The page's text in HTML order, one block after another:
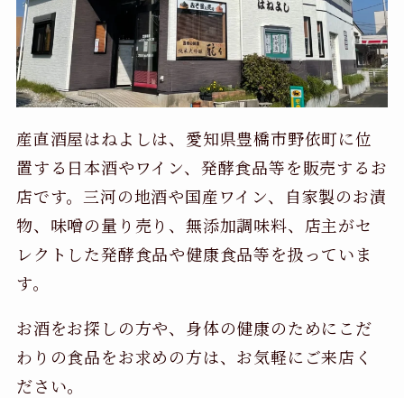
産直酒屋はねよしは、愛知県豊橋市野依町に位
置する日本酒やワイン、発酵食品等を販売するお
店です。三河の地酒や国産ワイン、自家製のお漬
物、味噌の量り売り、無添加調味料、店主がセ
レクトした発酵食品や健康食品等を扱っていま
す。
お酒をお探しの方や、身体の健康のためにこだ
わりの食品をお求めの方は、お気軽にご来店く
ださい。